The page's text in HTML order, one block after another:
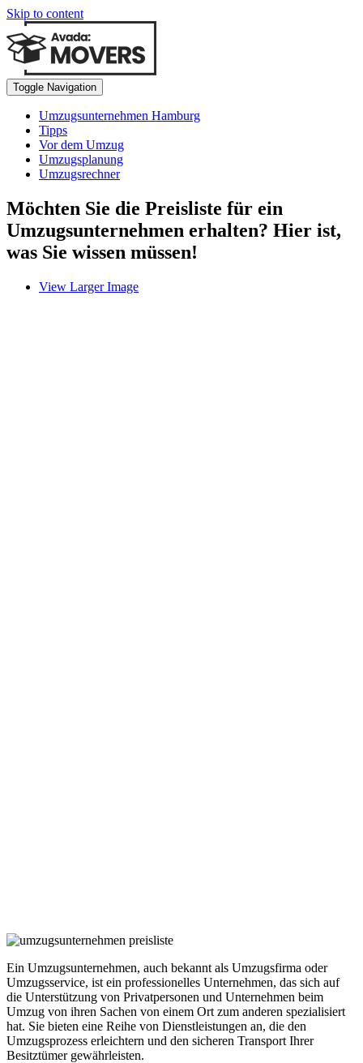
Skip to content
Toggle Navigation
Umzugsunternehmen Hamburg
Tipps
Vor dem Umzug
Umzugsplanung
Umzugsrechner
Möchten Sie die Preisliste für ein
Umzugsunternehmen erhalten? Hier ist,
was Sie wissen müssen!
View Larger Image
Ein Umzugsunternehmen, auch bekannt als Umzugsfirma oder
Umzugsservice, ist ein professionelles Unternehmen, das sich auf
die Unterstützung von Privatpersonen und Unternehmen beim
Umzug von ihren Sachen von einem Ort zum anderen spezialisiert
hat. Sie bieten eine Reihe von Dienstleistungen an, die den
Umzugsprozess erleichtern und den sicheren Transport Ihrer
Besitztümer gewährleisten.